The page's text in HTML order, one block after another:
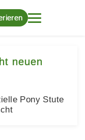
neuen
Pony Stute